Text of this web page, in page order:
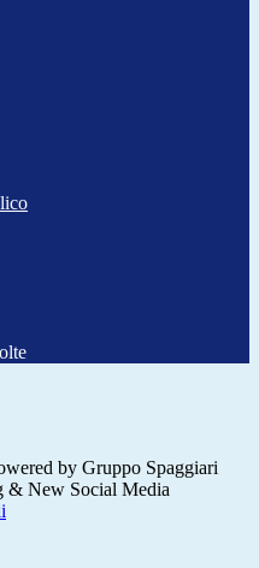
by Gruppo Spaggiari
& New Social Media